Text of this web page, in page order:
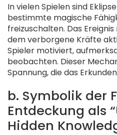
In vielen Spielen sind
bestimmte magische
freizuschalten. Das
dem verborgene Kräfte
Spieler motiviert,
beobachten. Dieser
Spannung, die das
b. Symbolik der
Entdeckung als
Hidden